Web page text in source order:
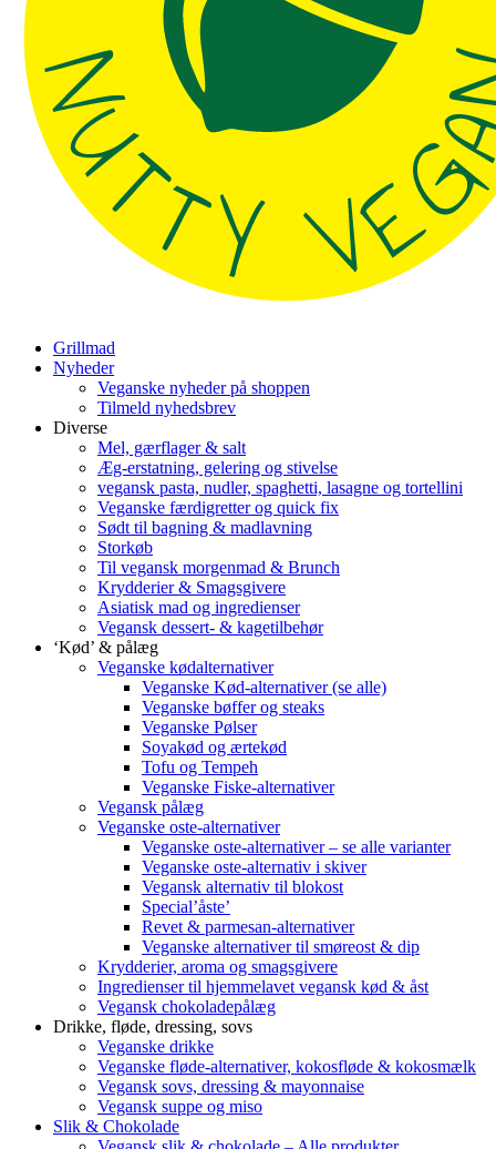
Grillmad
Nyheder
Veganske nyheder på shoppen
Tilmeld nyhedsbrev
Diverse
Mel, gærflager & salt
Æg-erstatning, gelering og stivelse
vegansk pasta, nudler, spaghetti, lasagne og tortellini
Veganske færdigretter og quick fix
Sødt til bagning & madlavning
Storkøb
Til vegansk morgenmad & Brunch
Krydderier & Smagsgivere
Asiatisk mad og ingredienser
Vegansk dessert- & kagetilbehør
‘Kød’ & pålæg
Veganske kødalternativer
Veganske Kød-alternativer (se alle)
Veganske bøffer og steaks
Veganske Pølser
Soyakød og ærtekød
Tofu og Tempeh
Veganske Fiske-alternativer
Vegansk pålæg
Veganske oste-alternativer
Veganske oste-alternativer – se alle varianter
Veganske oste-alternativ i skiver
Vegansk alternativ til blokost
Special’åste’
Revet & parmesan-alternativer
Veganske alternativer til smøreost & dip
Krydderier, aroma og smagsgivere
Ingredienser til hjemmelavet vegansk kød & åst
Vegansk chokoladepålæg
Drikke, fløde, dressing, sovs
Veganske drikke
Veganske fløde-alternativer, kokosfløde & kokosmælk
Vegansk sovs, dressing & mayonnaise
Vegansk suppe og miso
Slik & Chokolade